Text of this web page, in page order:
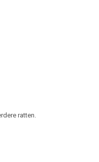
ratten.